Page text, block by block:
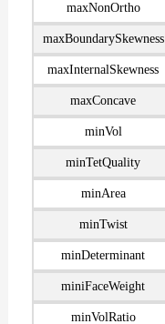
maxNonOrtho
maxBoundarySkewness
maxInternalSkewness
maxConcave
minVol
minTetQuality
minArea
minTwist
minDeterminant
miniFaceWeight
minVolRatio